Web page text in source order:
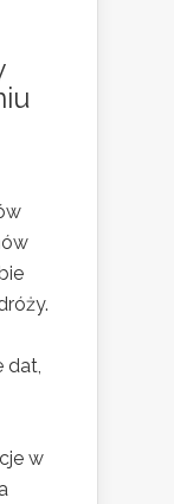
w